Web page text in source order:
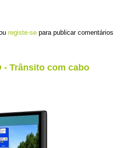
76 MT-D - Trânsito com cabo
registe-se para publicar comentários
- Trânsito com cabo